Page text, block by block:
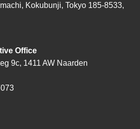
Kokubunji, Tokyo 185-8533,
Office
9c, 1411 AW Naarden